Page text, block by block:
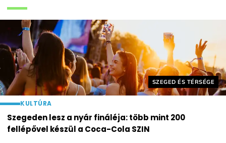
Helyszín címkék:
SZEGED ÉS TÉRSÉGE
KULTÚRA
Szegeden lesz a nyár fináléja: több mint 200
fellépővel készül a Coca-Cola SZIN